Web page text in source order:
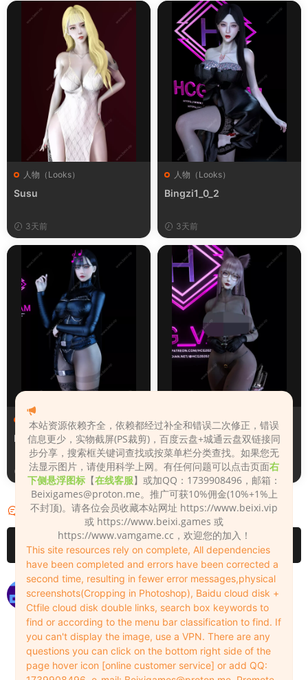
人物（Looks）
Susu
3天前
人物（Looks）
Bingzi1_0_2
3天前
人物（Looks）
Monica_2_2_2
3天前
人物（Looks）
Lizhen2025
4天前
评论 2
请先登录
衣服是什么名称的？
lvyu 2023-02-22 0
https://vam.beixi.top/?p=1541
Admin 2023-02-22 0
本站资源依赖齐全，依赖都经过补全和错误二次修正，错误
信息更少，实物截屏(PS裁剪)，百度云盘+城通云盘双链接同
步分享，搜索框关键词查找或按菜单栏分类查找。如果您无
法显示图片，请使用科学上网。有任何问题可以点击页面右
下侧悬浮图标 【在线客服】或加QQ：1739908496，邮箱：
Beixigames@proton.me。推广可获10%佣金(10%+1%上
不封顶)。请各位会员收藏本站网址 https://www.beixi.vip
或 https://www.beixi.games 或
https://www.vamgame.cc，欢迎您的加入！
This site resources rely on complete, All dependencies
have been completed and errors have been corrected a
second time, resulting in fewer error messages,physical
screenshots(Cropping in Photoshop), Baidu cloud disk +
Ctfile cloud disk double links, search box keywords to
find or according to the menu bar classification to find. If
you can't display the image, use a VPN. There are any
questions you can click on the bottom right side of the
page hover icon [online customer service] or add QQ: